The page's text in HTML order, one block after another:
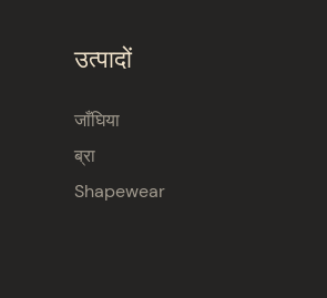
उत्पादों
जाँघिया
ब्रा
Shapewear